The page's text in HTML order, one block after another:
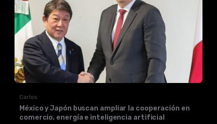
Carlos
México y Japón buscan ampliar la cooperación en
comercio, energía e inteligencia artificial